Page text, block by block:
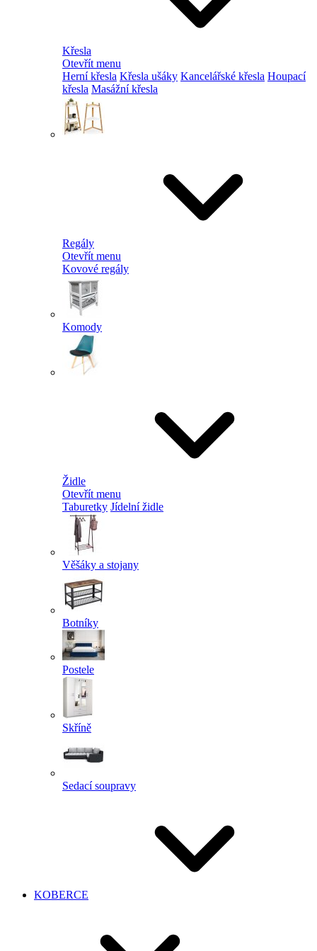
Křesla
Otevřít menu
Herní křesla Křesla ušáky Kancelářské křesla Houpací
křesla Masážní křesla
Regály
Otevřít menu
Kovové regály
Komody
Židle
Otevřít menu
Taburetky Jídelní židle
Věšáky a stojany
Botníky
Postele
Skříně
Sedací soupravy
KOBERCE